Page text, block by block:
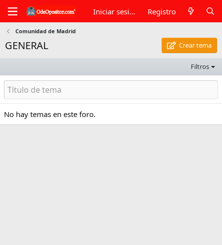
Iniciar sesión Registro
Comunidad de Madrid
GENERAL Crear tema
Filtros
No hay temas en este foro.